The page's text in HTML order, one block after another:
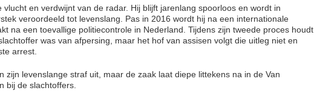
vlucht en verdwijnt van de radar. Hij blijft jarenlang spoorloos en wordt in
veroordeeld tot levenslang. Pas in 2016 wordt hij na een internationale
na een toevallige politiecontrole in Nederland. Tijdens zijn tweede proces houdt
was van afpersing, maar het hof van assisen volgt die uitleg niet en
arrest.
zijn levenslange straf uit, maar de zaak laat diepe littekens na in de Van
bij de slachtoffers.